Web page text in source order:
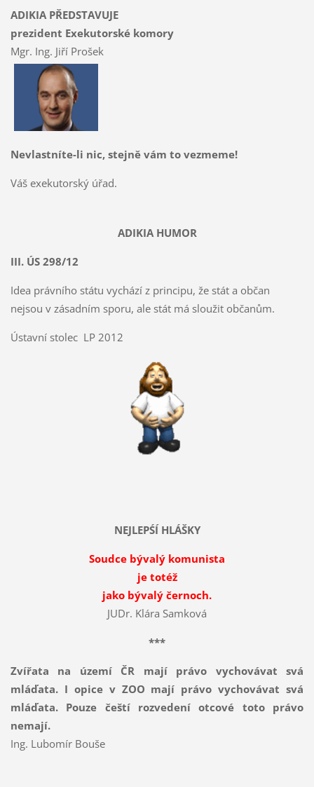
ADIKIA PŘEDSTAVUJE
prezident Exekutorské komory
Mgr. Ing. Jiří Prošek
Nevlastníte-li nic, stejně vám to vezmeme!
Váš exekutorský úřad.
ADIKIA HUMOR
III. ÚS 298/12
Idea právního státu vychází z principu, že stát a občan
nejsou v zásadním sporu, ale stát má sloužit občanům.
Ústavní stolec LP 2012
NEJLEPŚÍ HLÁŠKY
Soudce bývalý komunista
je totéž
jako bývalý černoch.
JUDr. Klára Samková
***
Zvířata na území ČR mají právo vychovávat svá
mláďata. I opice v ZOO mají právo vychovávat svá
mláďata. Pouze čeští rozvedení otcové toto právo
nemají.
Ing. Lubomír Bouše